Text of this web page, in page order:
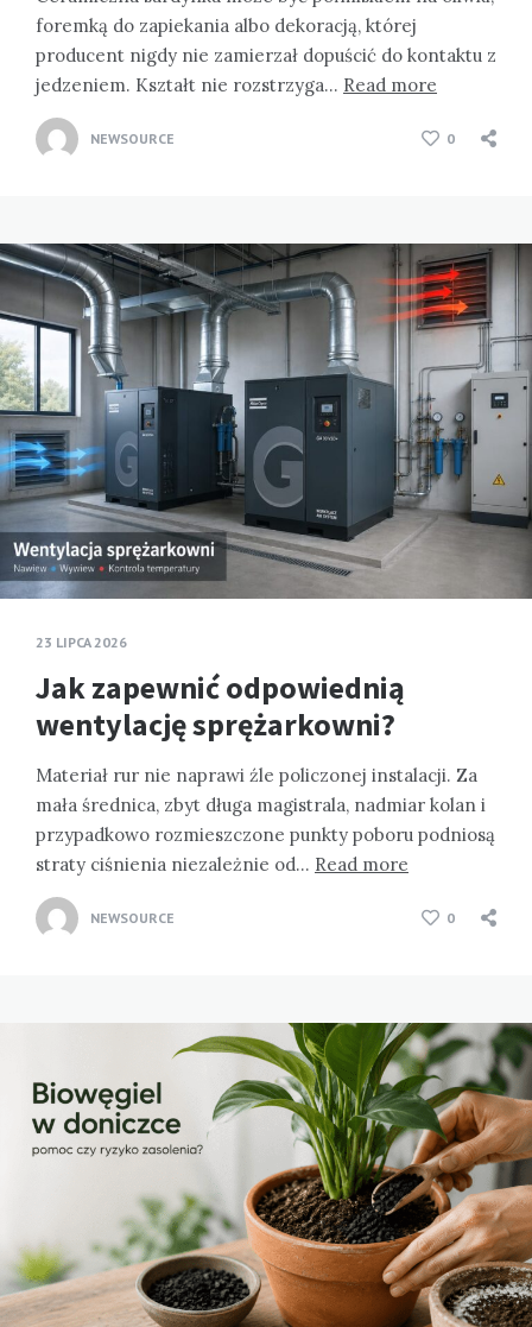
foremką do zapiekania albo dekoracją, której
producent nigdy nie zamierzał dopuścić do kontaktu z
jedzeniem. Kształt nie rozstrzyga… Read more
NEWSOURCE 0
23 LIPCA 2026
Jak zapewnić odpowiednią
wentylację sprężarkowni?
Materiał rur nie naprawi źle policzonej instalacji. Za
mała średnica, zbyt długa magistrala, nadmiar kolan i
przypadkowo rozmieszczone punkty poboru podniosą
straty ciśnienia niezależnie od… Read more
NEWSOURCE 0